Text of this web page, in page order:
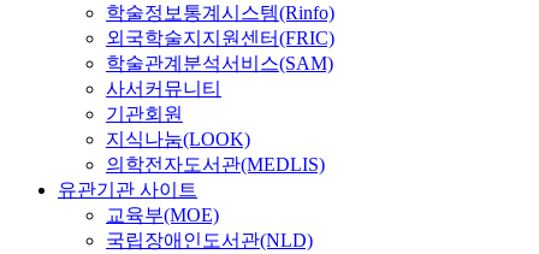
학술정보통계시스템(Rinfo)
외국학술지지원센터(FRIC)
학술관계분석서비스(SAM)
사서커뮤니티
기관회원
지식나눔(LOOK)
의학전자도서관(MEDLIS)
유관기관 사이트
교육부(MOE)
국립장애인도서관(NLD)